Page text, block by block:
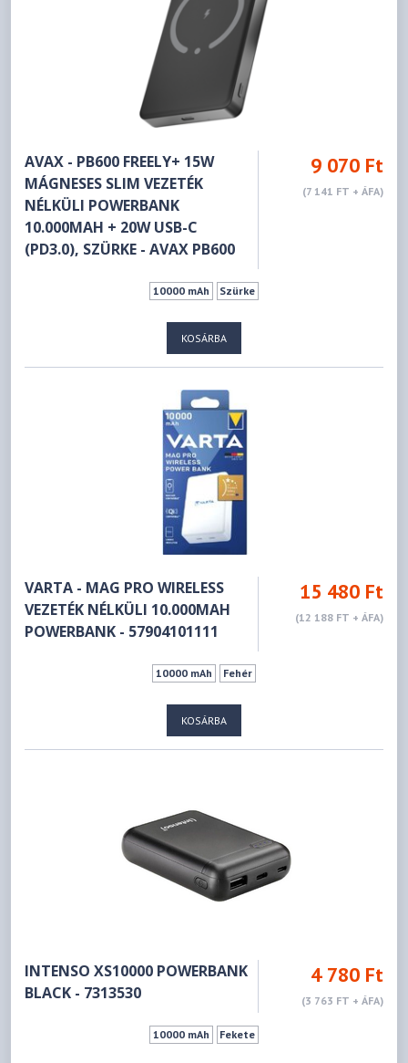
AVAX - PB600 FREELY+ 15W
MÁGNESES SLIM VEZETÉK
NÉLKÜLI POWERBANK
10.000MAH + 20W USB-C
(PD3.0), SZÜRKE - AVAX PB600
9 070 Ft
(7 141 FT + ÁFA)
10000 mAh Szürke
KOSÁRBA
VARTA - MAG PRO WIRELESS
VEZETÉK NÉLKÜLI 10.000MAH
POWERBANK - 57904101111
15 480 Ft
(12 188 FT + ÁFA)
10000 mAh Fehér
KOSÁRBA
INTENSO XS10000 POWERBANK
BLACK - 7313530
4 780 Ft
(3 763 FT + ÁFA)
10000 mAh Fekete